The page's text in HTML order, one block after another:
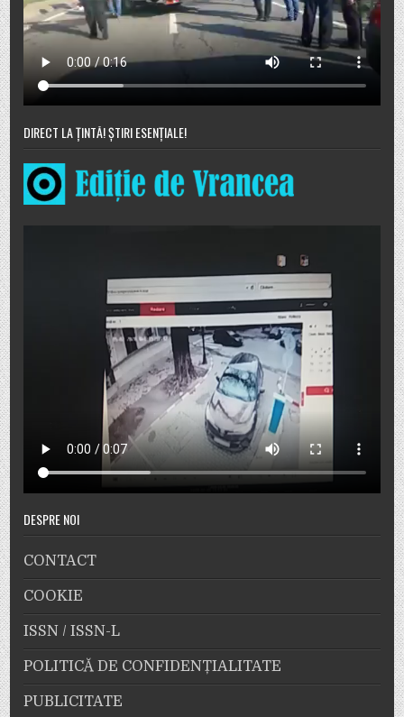
DIRECT LA ȚINTĂ! ȘTIRI ESENȚIALE!
DESPRE NOI
CONTACT
COOKIE
ISSN / ISSN-L
POLITICĂ DE CONFIDENȚIALITATE
PUBLICITATE